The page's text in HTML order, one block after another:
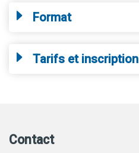
Format
Tarifs et inscription
Contact